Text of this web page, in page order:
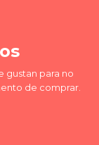
gustan para no
de comprar.